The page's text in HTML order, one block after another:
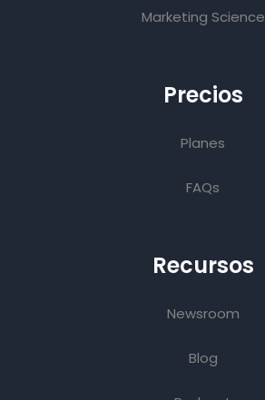
Marketing Science
Precios
Planes
FAQs
Recursos
Newsroom
Blog